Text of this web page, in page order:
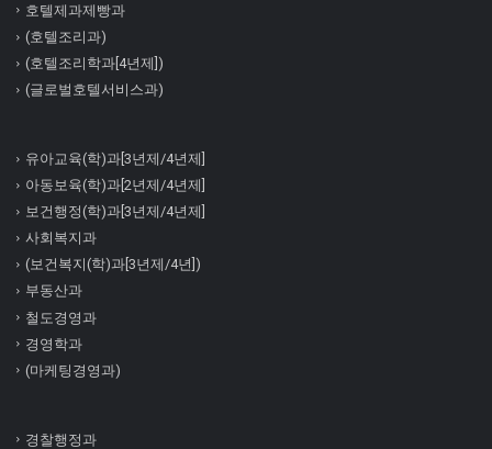
호텔제과제빵과
(호텔조리과)
(호텔조리학과[4년제])
(글로벌호텔서비스과)
유아교육(학)과[3년제/4년제]
아동보육(학)과[2년제/4년제]
보건행정(학)과[3년제/4년제]
사회복지과
(보건복지(학)과[3년제/4년])
부동산과
철도경영과
경영학과
(마케팅경영과)
경찰행정과